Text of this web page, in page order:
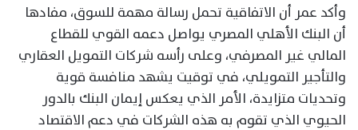
وأكد عمر أن الاتفاقية تحمل رسالة مهمة للسوق، مفادها
أن البنك الأهلي المصري يواصل دعمه القوي للقطاع
المالي غير المصرفي، وعلى رأسه شركات التمويل العقاري
والتأجير التمويلي، في توقيت يشهد منافسة قوية
وتحديات متزايدة، الأمر الذي يعكس إيمان البنك بالدور
الحيوي الذي تقوم به هذه الشركات في دعم الاقتصاد